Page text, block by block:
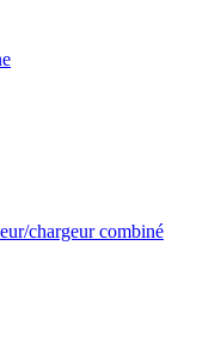
chargeur combiné